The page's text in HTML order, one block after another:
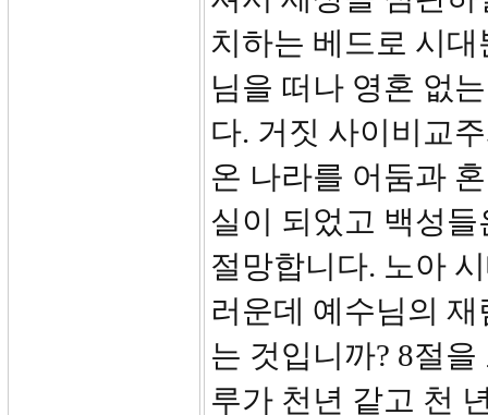
치하는 베드로 시
님을 떠나 영혼 없
다. 거짓 사이비교
온 나라를 어둠과
실이 되었고 백성들
절망합니다. 노아
러운데 예수님의
는 것입니까? 8절
루가 천년 같고 천